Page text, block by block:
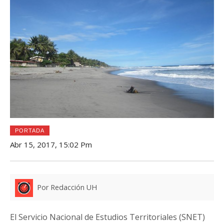
PORTADA
Abr 15, 2017, 15:02 Pm
Por Redacción UH
El Servicio Nacional de Estudios Territoriales (SNET)